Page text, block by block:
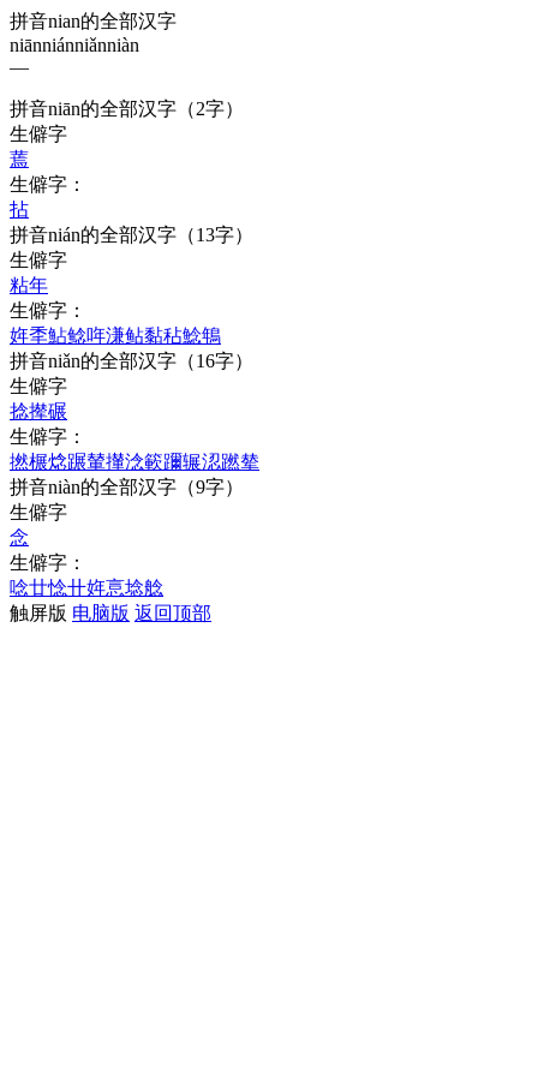
拼音nian的全部汉字
niānniánniǎnniàn
—
拼音niān的全部汉字 （2字）
生僻字
蔫
生僻字：
拈
拼音nián的全部汉字 （13字）
生僻字
粘年
生僻字：
姩秊鮎鲶哖溓鲇黏秥鯰鵇
拼音niǎn的全部汉字 （16字）
生僻字
捻撵碾
生僻字：
撚榐焾蹍輦攆淰簐躎辗涊蹨辇
拼音niàn的全部汉字 （9字）
生僻字
念
生僻字：
唸廿惗卄姩悥埝艌
触屏版 电脑版 返回顶部